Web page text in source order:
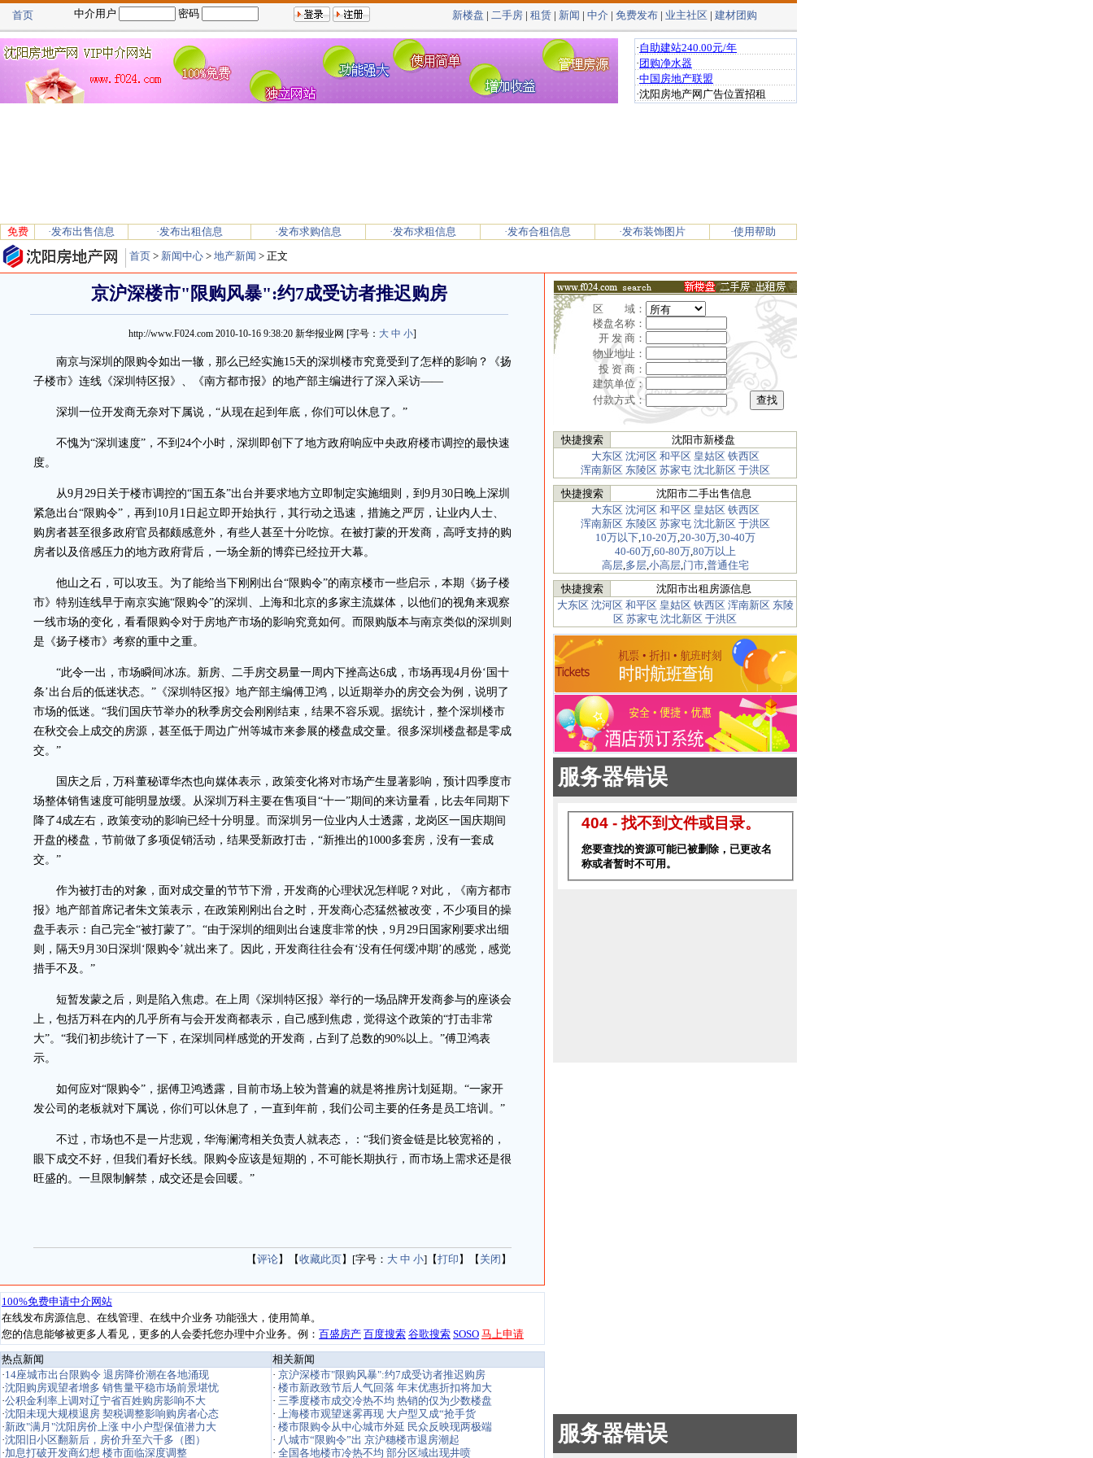
首页 中介用户 密码 新楼盘 | 二手房| 租赁| 新闻 | 中介 | 免费发布| 业主社区 | 建材团购
免费 ·发布出售信息 ·发布出租信息 ·发布求购信息 ·发布求租信息 ·发布合租信息 ·发布装饰图片
·使用帮助
首页 > 新闻中心 > 地产新闻 > 正文
京沪深楼市"限购风暴":约7成受访者推迟购房
http://www.F024.com 2010-10-16 9:38:20新华报业网 [字号： 大 中 小]
南京与深圳的限购令如出一辙，那么已经实施15天的深圳楼市究竟受到了怎样的影响？《扬
子楼市》连线《深圳特区报》、《南方都市报》的地产部主编进行了深入采访——
深圳一位开发商无奈对下属说，“从现在起到年底，你们可以休息了。”
不愧为“深圳速度”，不到24个小时，深圳即创下了地方政府响应中央政府楼市调控的最快速
度。
从9月29日关于楼市调控的“国五条”出台并要求地方立即制定实施细则，到9月30日晚上深圳
紧急出台“限购令”，再到10月1日起立即开始执行，其行动之迅速，措施之严厉，让业内人士、
购房者甚至很多政府官员都颇感意外，有些人甚至十分吃惊。在被打蒙的开发商，高呼支持的购
房者以及倍感压力的地方政府背后，一场全新的博弈已经拉开大幕。
他山之石，可以攻玉。为了能给当下刚刚出台“限购令”的南京楼市一些启示，本期《扬子楼
市》特别连线早于南京实施“限购令”的深圳、上海和北京的多家主流媒体，以他们的视角来观察
一线市场的变化，看看限购令对于房地产市场的影响究竟如何。而限购版本与南京类似的深圳则
是《扬子楼市》考察的重中之重。
“此令一出，市场瞬间冰冻。新房、二手房交易量一周内下挫高达6成，市场再现4月份‘国十
条’出台后的低迷状态。”《深圳特区报》地产部主编傅卫鸿，以近期举办的房交会为例，说明了
市场的低迷。“我们国庆节举办的秋季房交会刚刚结束，结果不容乐观。据统计，整个深圳楼市
在秋交会上成交的房源，甚至低于周边广州等城市来参展的楼盘成交量。很多深圳楼盘都是零成
交。”
国庆之后，万科董秘谭华杰也向媒体表示，政策变化将对市场产生显著影响，预计四季度市
场整体销售速度可能明显放缓。从深圳万科主要在售项目“十一”期间的来访量看，比去年同期下
降了4成左右，政策变动的影响已经十分明显。而深圳另一位业内人士透露，龙岗区一国庆期间
开盘的楼盘，节前做了多项促销活动，结果受新政打击，“新推出的1000多套房，没有一套成
交。”
作为被打击的对象，面对成交量的节节下滑，开发商的心理状况怎样呢？对此，《南方都市
报》地产部首席记者朱文策表示，在政策刚刚出台之时，开发商心态猛然被改变，不少项目的操
盘手表示：自己完全“被打蒙了”。“由于深圳的细则出台速度非常的快，9月29日国家刚要求出细
则，隔天9月30日深圳‘限购令’就出来了。因此，开发商往往会有‘没有任何缓冲期’的感觉，感觉
措手不及。”
短暂发蒙之后，则是陷入焦虑。在上周《深圳特区报》举行的一场品牌开发商参与的座谈会
上，包括万科在内的几乎所有与会开发商都表示，自己感到焦虑，觉得这个政策的“打击非常
大”。“我们初步统计了一下，在深圳同样感觉的开发商，占到了总数的90%以上。”傅卫鸿表
示。
如何应对“限购令”，据傅卫鸿透露，目前市场上较为普遍的就是将推房计划延期。“一家开
发公司的老板就对下属说，你们可以休息了，一直到年前，我们公司主要的任务是员工培训。”
不过，市场也不是一片悲观，华海澜湾相关负责人就表态，：“我们资金链是比较宽裕的，
眼下成交不好，但我们看好长线。限购令应该是短期的，不可能长期执行，而市场上需求还是很
旺盛的。一旦限制解禁，成交还是会回暖。”
【评论】【收藏此页】[字号： 大 中 小]【打印 】【 关闭 】
热点新闻
相关新闻
· 京沪深楼市"限购风暴":约7成受访者推迟购房
· 楼市新政致节后人气回落 年末优惠折扣将加大
· 三季度楼市成交冷热不均 热销的仅为少数楼盘
· 上海楼市观望迷雾再现 大户型又成“抢手货
· 楼市限购令从中心城市外延 民众反映现两极端
· 八城市“限购令”出 京沪穗楼市退房潮起
· 全国各地楼市冷热不均 部分区域出现井喷
区 域：
楼盘名称：
开 发 商：
物业地址：
投 资 商：
建筑单位：
付款方式：
快捷搜索
沈阳市新楼盘
大东区 沈河区 和平区 皇姑区 铁西区
浑南新区 东陵区 苏家屯 沈北新区 于洪区
快捷搜索
沈阳市二手出售信息
大东区 沈河区 和平区 皇姑区 铁西区
浑南新区 东陵区 苏家屯 沈北新区 于洪区
10万以下,10-20万,20-30万,30-40万
40-60万,60-80万,80万以上
高层,多层,小高层,门市,普通住宅
快捷搜索
沈阳市出租房源信息
大东区 沈河区 和平区 皇姑区 铁西区 浑南新区 东陵
区 苏家屯 沈北新区 于洪区